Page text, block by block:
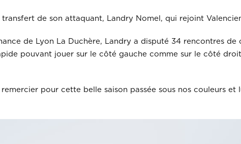
transfert de son attaquant, Landry Nomel, qui rejoint
de Lyon La Duchère, Landry a disputé 34 rencontres
pouvant jouer sur le côté gauche comme sur le côté
remercier pour cette belle saison passée sous nos couleurs